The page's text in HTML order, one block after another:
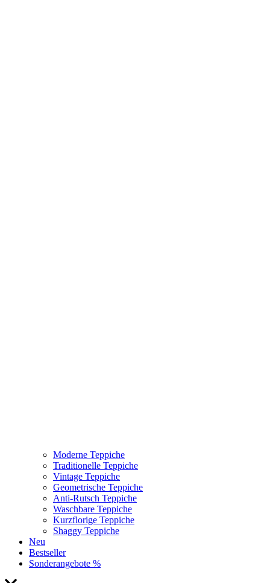
Moderne Teppiche
Traditionelle Teppiche
Vintage Teppiche
Geometrische Teppiche
Anti-Rutsch Teppiche
Waschbare Teppiche
Kurzflorige Teppiche
Shaggy Teppiche
Neu
Bestseller
Sonderangebote %